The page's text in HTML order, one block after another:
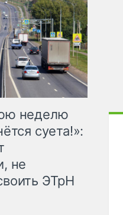
неделю
суета!»:
не
ЭТрН